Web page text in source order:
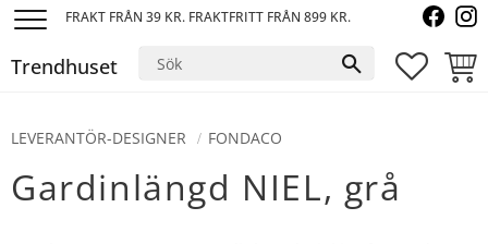
FRAKT FRÅN 39 KR. FRAKTFRITT FRÅN 899 KR.
Trendhuset
LEVERANTÖR-DESIGNER FONDACO
Gardinlängd NIEL, grå